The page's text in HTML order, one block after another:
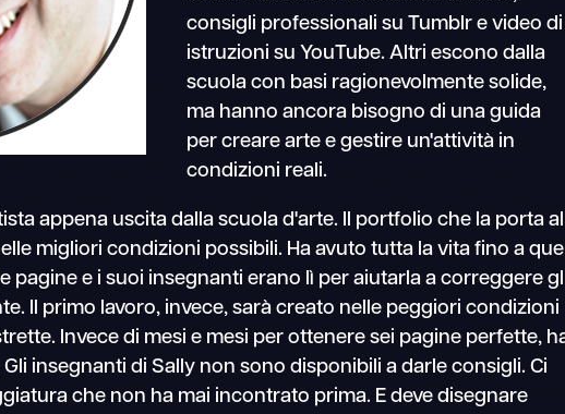
consigli professionali su Tumblr e video di
istruzioni su YouTube. Altri escono dalla
scuola con basi ragionevolmente solide,
ma hanno ancora bisogno di una guida
per creare arte e gestire un'attività in
condizioni reali.
appena uscita dalla scuola d'arte. Il portfolio che la porta al
migliori condizioni possibili. Ha avuto tutta la vita fino a
pagine e i suoi insegnanti erano lì per aiutarla a correggere
Il primo lavoro, invece, sarà creato nelle peggiori condizioni
Invece di mesi e mesi per ottenere sei pagine perfette,
insegnanti di Sally non sono disponibili a darle consigli. Ci
che non ha mai incontrato prima. E deve disegnare